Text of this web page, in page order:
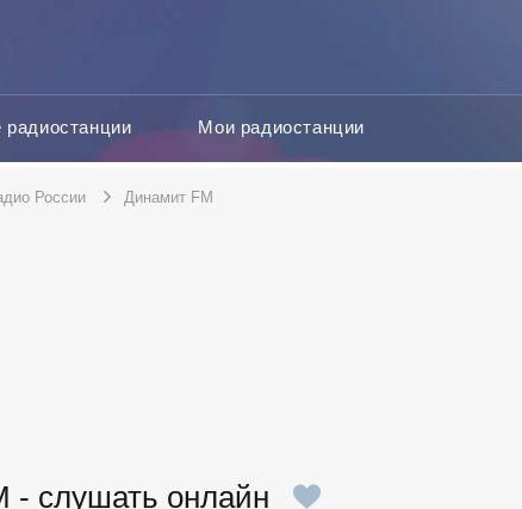
радиостанции Мои радиостанции
России Динамит FM
- слушать онлайн